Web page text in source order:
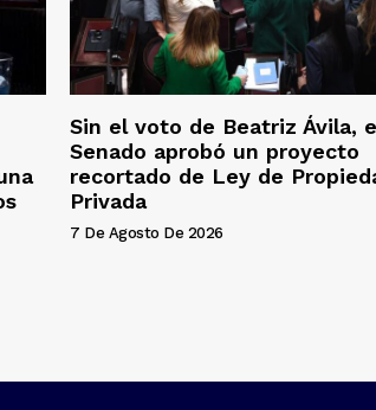
Sin el voto de Beatriz Ávila,
Senado aprobó un proyecto
recortado de Ley de
Privada
7 De Agosto De 2026